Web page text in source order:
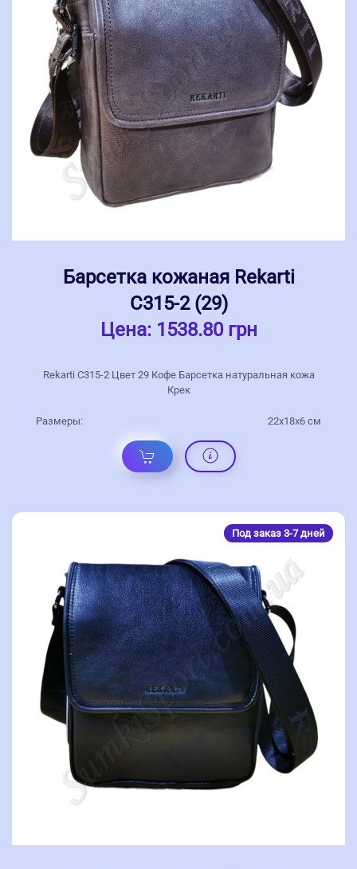
Барсетка кожаная Rekarti
С315-2 (29)
Цена: 1538.80 грн
Rekarti С315-2 Цвет 29 Кофе Барсетка натуральная кожа
Крек
Размеры: 22х18х6 см
Под заказ 3-7 дней